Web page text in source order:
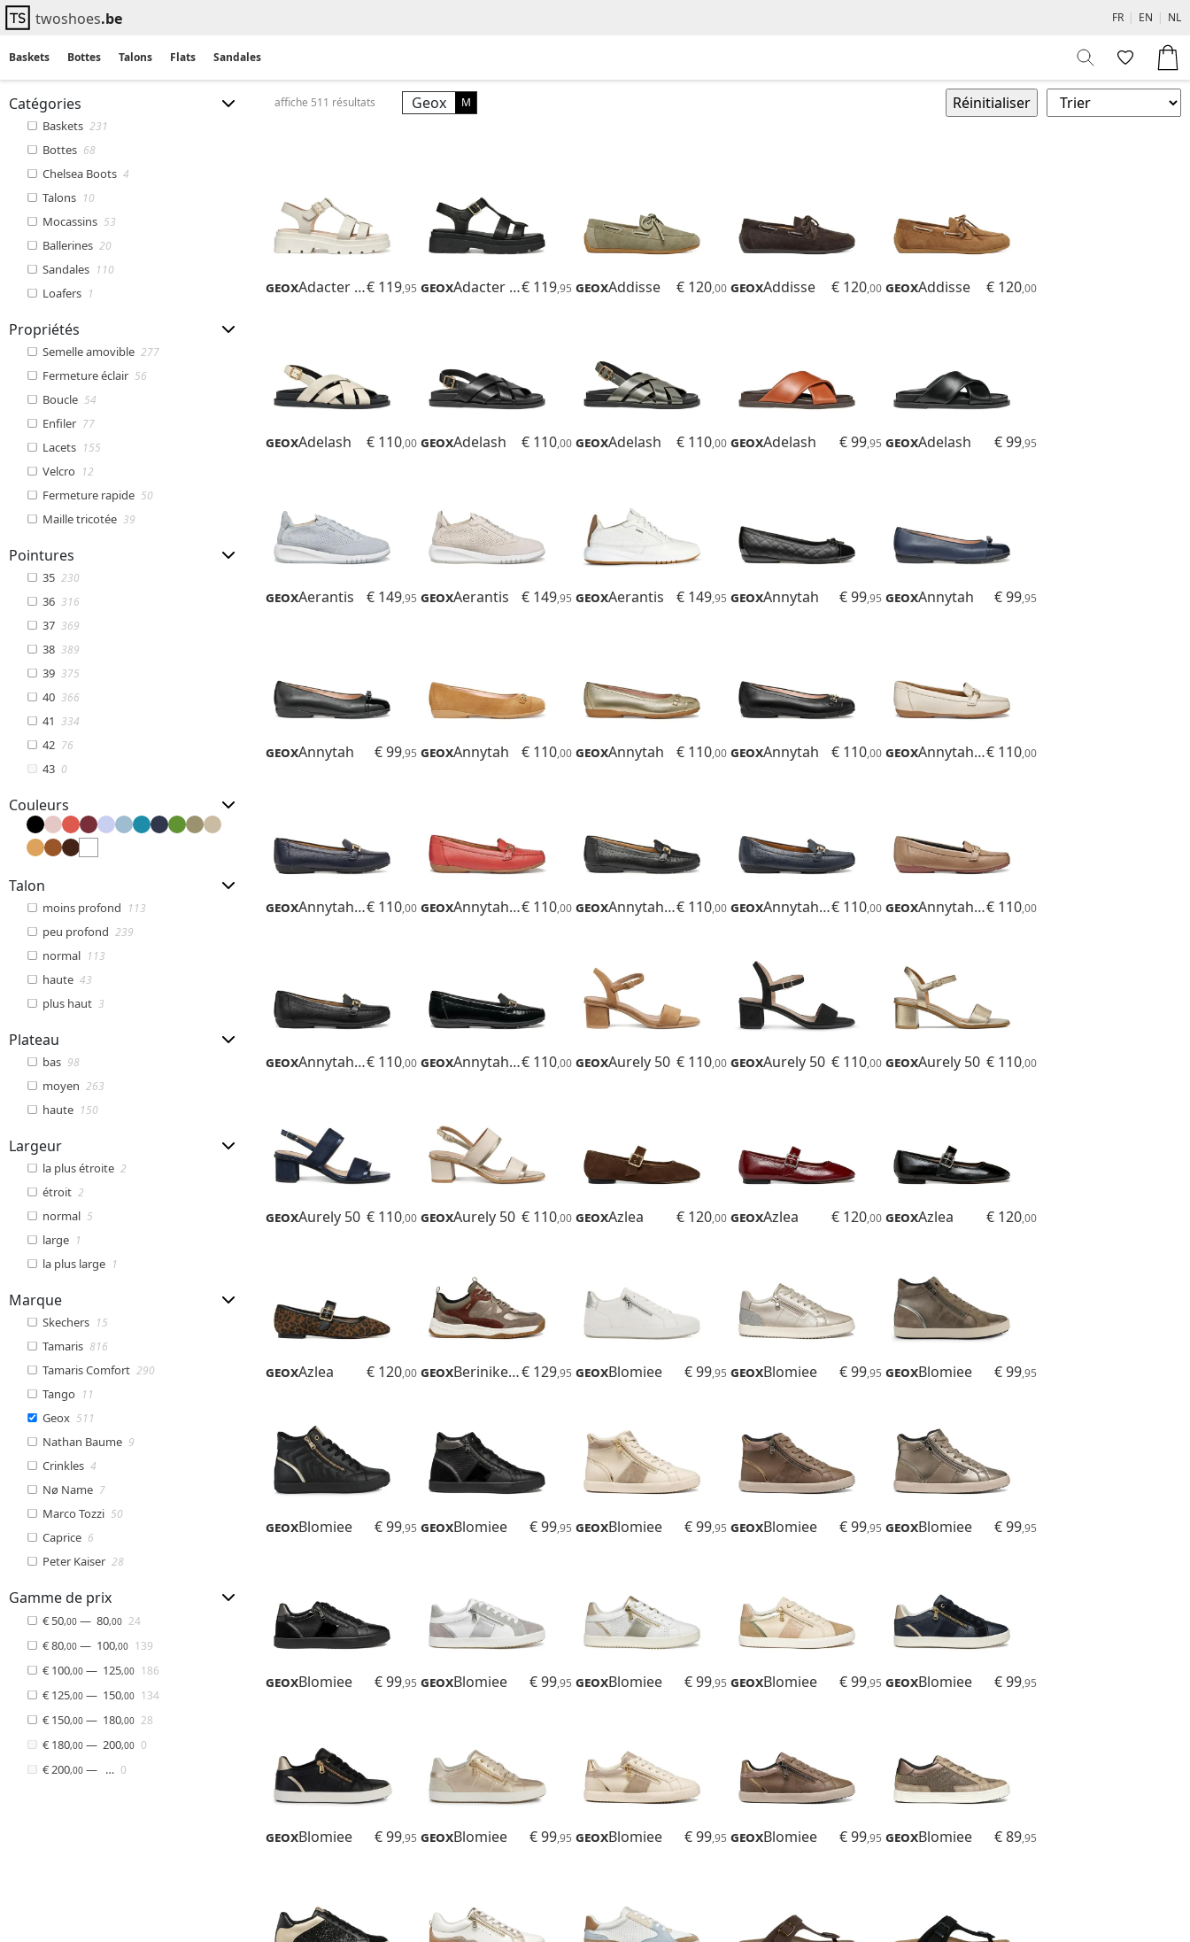
twoshoes.be FR | EN | NL
Baskets Bottes Talons Flats Sandales
Catégories
Baskets 231
Bottes 68
Chelsea Boots 4
Talons 10
Mocassins 53
Ballerines 20
Sandales 110
Loafers 1
Propriétés
Semelle amovible 277
Fermeture éclair 56
Boucle 54
Enfiler 77
Lacets 155
Velcro 12
Fermeture rapide 50
Maille tricotée 39
Pointures
35 230
36 316
37 369
38 389
39 375
40 366
41 334
42 76
43 0
Couleurs
Talon
moins profond 113
peu profond 239
normal 113
haute 43
plus haut 3
Plateau
bas 98
moyen 263
haute 150
Largeur
la plus étroite 2
étroit 2
normal 5
large 1
la plus large 1
Marque
Skechers 15
Tamaris 816
Tamaris Comfort 290
Tango 11
Geox 511
Nathan Baume 9
Crinkles 4
Nø Name 7
Marco Tozzi 50
Caprice 6
Peter Kaiser 28
Gamme de prix
€ 50,00 — 80,00 24
€ 80,00 — 100,00 139
€ 100,00 — 125,00 186
€ 125,00 — 150,00 134
€ 150,00 — 180,00 28
€ 180,00 — 200,00 0
€ 200,00 — … 0
affiche 511 résultats M
Geox
Geox Adacter S B€ 119,95 Geox Adacter S B€ 119,95 GeoxAddisse € 120,00 GeoxAddisse € 120,00 GeoxAddisse € 120,00
GeoxAdelash € 110,00 GeoxAdelash € 110,00 GeoxAdelash € 110,00 GeoxAdelash € 99,95 GeoxAdelash € 99,95
GeoxAerantis € 149,95 GeoxAerantis € 149,95 GeoxAerantis € 149,95 GeoxAnnytah € 99,95 GeoxAnnytah € 99,95
GeoxAnnytah € 99,95 GeoxAnnytah € 110,00 GeoxAnnytah € 110,00 GeoxAnnytah € 110,00 Geox Annytah Moc€ 110,00
Geox Annytah Moc€ 110,00 Geox Annytah Moc€ 110,00 Geox Annytah Moc€ 110,00 Geox Annytah Moc B€ 110,00 Geox Annytah Moc B€ 110,00
Geox Annytah Moc B€ 110,00 Geox Annytah Moc B€ 110,00 GeoxAurely 50 € 110,00 GeoxAurely 50 € 110,00 GeoxAurely 50 € 110,00
GeoxAurely 50 € 110,00 GeoxAurely 50 € 110,00 GeoxAzlea € 120,00 GeoxAzlea € 120,00 GeoxAzlea € 120,00
GeoxAzlea € 120,00 Geox Berinike B Abx€ 129,95 GeoxBlomiee € 99,95 GeoxBlomiee € 99,95 GeoxBlomiee € 99,95
GeoxBlomiee € 99,95 GeoxBlomiee € 99,95 GeoxBlomiee € 99,95 GeoxBlomiee € 99,95 GeoxBlomiee € 99,95
GeoxBlomiee € 99,95 GeoxBlomiee € 99,95 GeoxBlomiee € 99,95 GeoxBlomiee € 99,95 GeoxBlomiee € 99,95
GeoxBlomiee € 99,95 GeoxBlomiee € 99,95 GeoxBlomiee € 99,95 GeoxBlomiee € 99,95 GeoxBlomiee € 89,95